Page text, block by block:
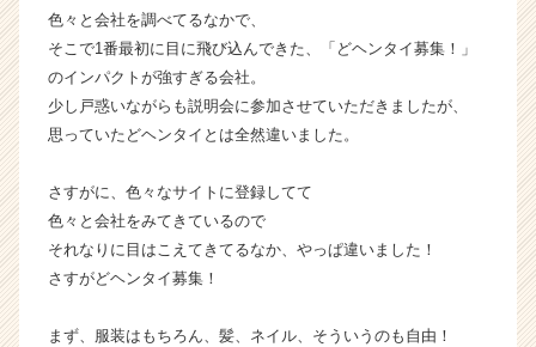
カ
ウ
ト
が
届
就
サ
イ
ト
ア
色々と会社を調べてるなかで、
そこで1番最初に目に飛び込んできた、「どヘンタイ募集！」
のインパクトが強すぎる会社。
少し戸惑いながらも説明会に参加させていただきましたが、
思っていたどヘンタイとは全然違いました。
さすがに、色々なサイトに登録してて
色々と会社をみてきているので
それなりに目はこえてきてるなか、やっぱ違いました！
さすがどヘンタイ募集！
まず、服装はもちろん、髪、ネイル、そういうのも自由！